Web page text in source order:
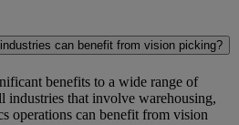
can benefit from vision picking?
benefits to a wide range of
industries that involve warehousing,
operations can benefit from vision